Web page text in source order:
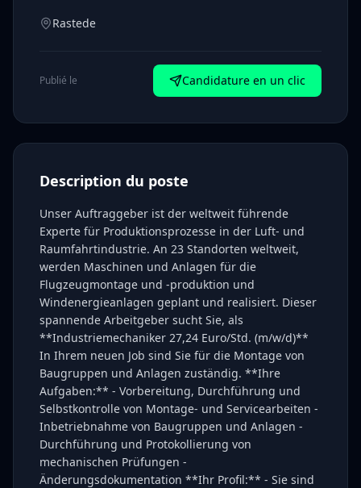
Rastede
Publié le Candidature en un clic
Description du poste
Unser Auftraggeber ist der weltweit führende
Experte für Produktionsprozesse in der Luft- und
Raumfahrtindustrie. An 23 Standorten weltweit,
werden Maschinen und Anlagen für die
Flugzeugmontage und -produktion und
Windenergieanlagen geplant und realisiert. Dieser
spannende Arbeitgeber sucht Sie, als
**Industriemechaniker 27,24 Euro/Std. (m/w/d)**
In Ihrem neuen Job sind Sie für die Montage von
Baugruppen und Anlagen zuständig. **Ihre
Aufgaben:** - Vorbereitung, Durchführung und
Selbstkontrolle von Montage- und Servicearbeiten -
Inbetriebnahme von Baugruppen und Anlagen -
Durchführung und Protokollierung von
mechanischen Prüfungen -
Änderungsdokumentation **Ihr Profil:** - Sie sind